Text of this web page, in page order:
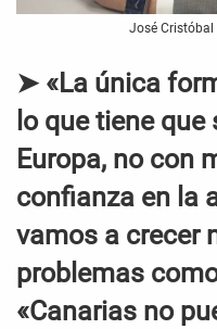
José Cristóbal
➤ «La única
lo que tiene
Europa, no con
confianza en la
vamos a crecer
problemas
«Canarias no